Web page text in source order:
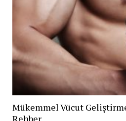
Mükemmel Vücut